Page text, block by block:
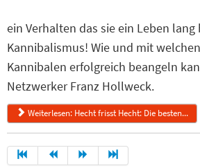
ein Verhalten das sie ein Leben
Kannibalismus! Wie und mit
Kannibalen erfolgreich beangeln
Netzwerker Franz Hollweck.
Weiterlesen: Hecht frisst Hecht: Die besten...